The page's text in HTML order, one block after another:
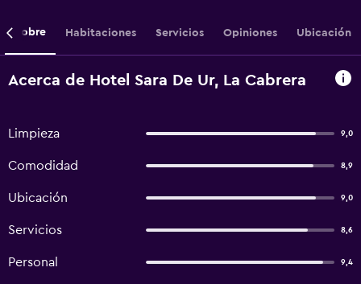
Sobre Habitaciones Servicios Opiniones Ubicación
Acerca de Hotel Sara De Ur, La Cabrera
Limpieza 9,0
Comodidad 8,9
Ubicación 9,0
Servicios 8,6
Personal 9,4